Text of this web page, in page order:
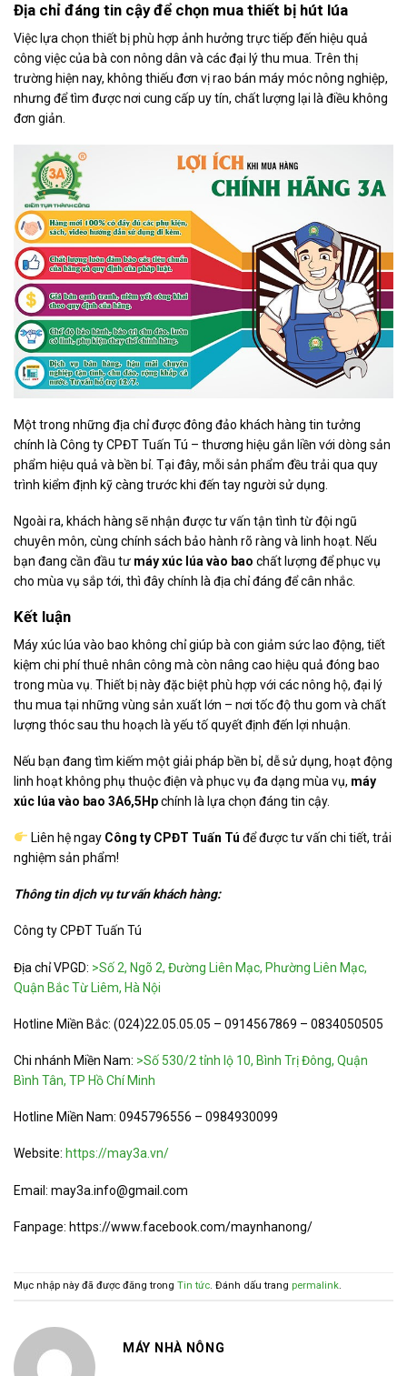
Địa chỉ đáng tin cậy để chọn mua thiết bị hút lúa
Việc lựa chọn thiết bị phù hợp ảnh hưởng trực tiếp đến hiệu quả
công việc của bà con nông dân và các đại lý thu mua. Trên thị
trường hiện nay, không thiếu đơn vị rao bán máy móc nông nghiệp,
nhưng để tìm được nơi cung cấp uy tín, chất lượng lại là điều không
đơn giản.
Một trong những địa chỉ được đông đảo khách hàng tin tưởng
chính là Công ty CPĐT Tuấn Tú – thương hiệu gắn liền với dòng sản
phẩm hiệu quả và bền bỉ. Tại đây, mỗi sản phẩm đều trải qua quy
trình kiểm định kỹ càng trước khi đến tay người sử dụng.
Ngoài ra, khách hàng sẽ nhận được tư vấn tận tình từ đội ngũ
chuyên môn, cùng chính sách bảo hành rõ ràng và linh hoạt. Nếu
bạn đang cần đầu tư máy xúc lúa vào bao chất lượng để phục vụ
cho mùa vụ sắp tới, thì đây chính là địa chỉ đáng để cân nhắc.
Kết luận
Máy xúc lúa vào bao không chỉ giúp bà con giảm sức lao động, tiết
kiệm chi phí thuê nhân công mà còn nâng cao hiệu quả đóng bao
trong mùa vụ. Thiết bị này đặc biệt phù hợp với các nông hộ, đại lý
thu mua tại những vùng sản xuất lớn – nơi tốc độ thu gom và chất
lượng thóc sau thu hoạch là yếu tố quyết định đến lợi nhuận.
Nếu bạn đang tìm kiếm một giải pháp bền bỉ, dễ sử dụng, hoạt động
linh hoạt không phụ thuộc điện và phục vụ đa dạng mùa vụ, máy
xúc lúa vào bao 3A6,5Hpchính là lựa chọn đáng tin cậy.
Liên hệ ngay Công ty CPĐT Tuấn Tú để được tư vấn chi tiết, trải
nghiệm sản phẩm!
Thông tin dịch vụ tư vấn khách hàng:
Công ty CPĐT Tuấn Tú
Địa chỉ VPGD: >Số 2, Ngõ 2, Đường Liên Mạc, Phường Liên Mạc,
Quận Bắc Từ Liêm, Hà Nội
Hotline Miền Bắc: (024)22.05.05.05 – 0914567869 – 0834050505
Chi nhánh Miền Nam: >Số 530/2 tỉnh lộ 10, Bình Trị Đông, Quận
Bình Tân, TP Hồ Chí Minh
Hotline Miền Nam: 0945796556 – 0984930099
Website: https://may3a.vn/
Email: may3a.info@gmail.com
Fanpage: https://www.facebook.com/maynhanong/
Mục nhập này đã được đăng trong Tin tức. Đánh dấu trang permalink.
MÁY NHÀ NÔNG